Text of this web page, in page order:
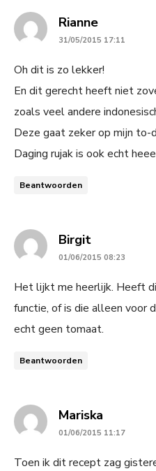
Riannesays:
31/05/2015 17:11
Oh dit is zo lekker!
En dit gerecht heeft niet
zoals veel andere
Deze gaat zeker op mijn to-
Daging rujak is ook echt
Beantwoorden
Birgitsays:
01/06/2015 08:23
Het lijkt me heerlijk. Heeft
functie, of is die alleen voor
echt geen tomaat.
Beantwoorden
Mariska
01/06/2015 11:17
Toen ik dit recept zag